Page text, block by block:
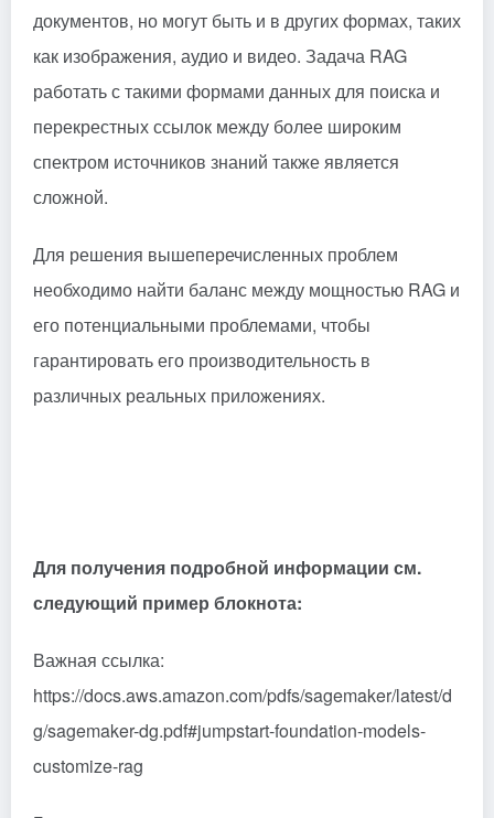
документов, но могут быть и в других формах, таких
как изображения, аудио и видео. Задача RAG
работать с такими формами данных для поиска и
перекрестных ссылок между более широким
спектром источников знаний также является
сложной.
Для решения вышеперечисленных проблем
необходимо найти баланс между мощностью RAG и
его потенциальными проблемами, чтобы
гарантировать его производительность в
различных реальных приложениях.
Для получения подробной информации см.
следующий пример блокнота:
Важная ссылка:
https://docs.aws.amazon.com/pdfs/sagemaker/latest/d
g/sagemaker-dg.pdf#jumpstart-foundation-models-
customize-rag